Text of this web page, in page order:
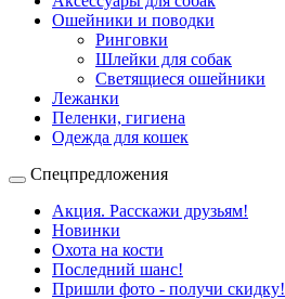
Ошейники и поводки
Ринговки
Шлейки для собак
Светящиеся ошейники
Лежанки
Пеленки, гигиена
Одежда для кошек
Спецпредложения
Акция. Расскажи друзьям!
Новинки
Охота на кости
Последний шанс!
Пришли фото - получи скидку!